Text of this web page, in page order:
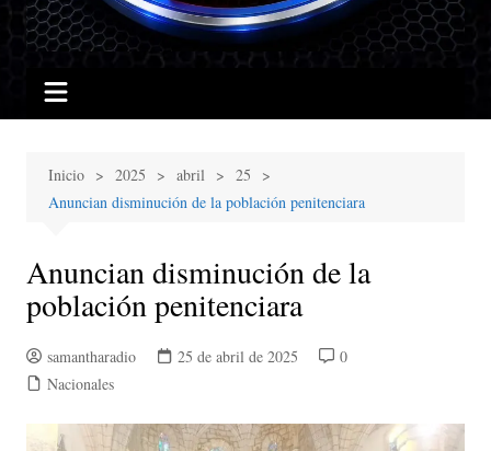
Inicio 2025 abril
25
Anuncian disminución de la población penitenciara
Anuncian disminución de la
población penitenciara
samantharadio 25 de abril de 2025
0
Nacionales